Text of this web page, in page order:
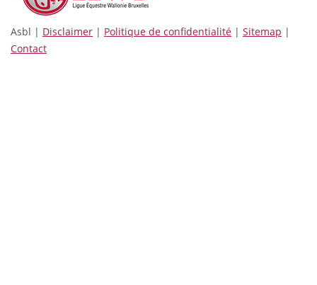
Asbl | Disclaimer | Politique de confidentialité | Sitemap |
Contact